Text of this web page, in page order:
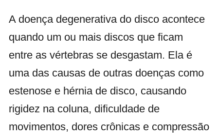
A doença degenerativa do disco acontece
quando um ou mais discos que ficam
entre as vértebras se desgastam. Ela é
uma das causas de outras doenças como
estenose e hérnia de disco, causando
rigidez na coluna, dificuldade de
movimentos, dores crônicas e compressão